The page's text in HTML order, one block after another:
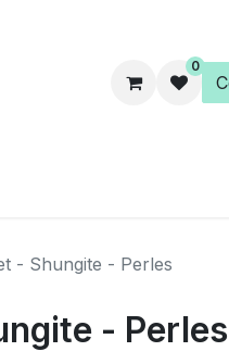
0
- Shungite - Perles
- Perles